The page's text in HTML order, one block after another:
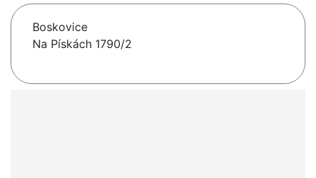
Boskovice
Na Pískách 1790/2